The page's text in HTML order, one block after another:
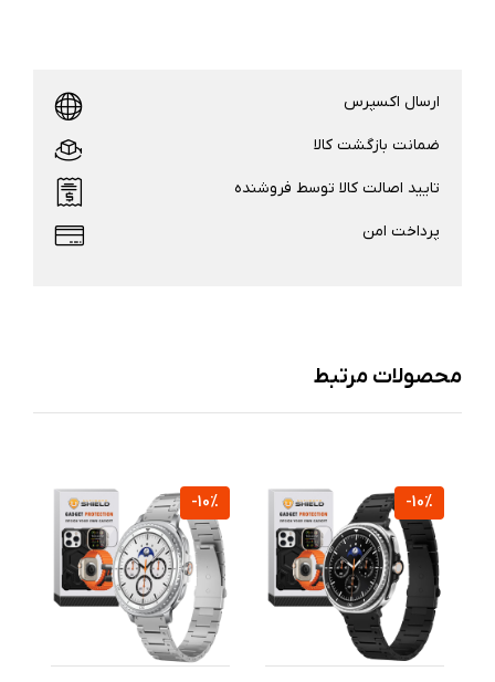
ارسال اکسپرس
ضمانت بازگشت کالا
تایید اصالت کالا توسط فروشنده
پرداخت امن
محصولات مرتبط
-10%
-10%